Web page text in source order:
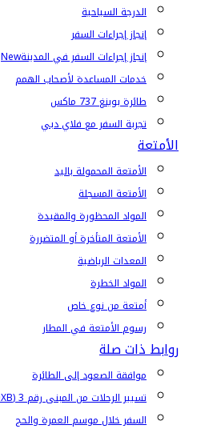
الدرجة السياحية
إنجاز إجراءات السفر
إنجاز إجراءات السفر في المدينةNew
خدمات المساعدة لأصحاب الهمم
طائرة بوينغ 737 ماكس
تجربة السفر مع فلاي دبي
الأمتعة
الأمتعة المحمولة باليد
الأمتعة المسجلة
المواد المحظورة والمقيدة
الأمتعة المتأخرة أو المتضررة
المعدات الرياضية
المواد الخطرة
أمتعة من نوع خاص
رسوم الأمتعة في المطار
روابط ذات صلة
موافقة الصعود إلى الطائرة
تسيير الرحلات من المبنى رقم 3 (DXB)
السفر خلال موسم العمرة والحج